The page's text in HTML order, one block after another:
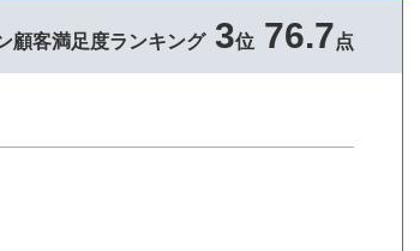
顧客満足度ランキング3位 76.7点